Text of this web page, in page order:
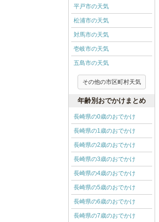
平戸市の天気
松浦市の天気
対馬市の天気
壱岐市の天気
五島市の天気
その他の市区町村天気
年齢別おでかけまとめ
長崎県の0歳のおでかけ
長崎県の1歳のおでかけ
長崎県の2歳のおでかけ
長崎県の3歳のおでかけ
長崎県の4歳のおでかけ
長崎県の5歳のおでかけ
長崎県の6歳のおでかけ
長崎県の7歳のおでかけ